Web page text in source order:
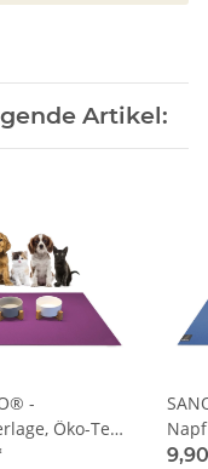
Artikel:
-
Öko-Tex,
30 x 40 cm